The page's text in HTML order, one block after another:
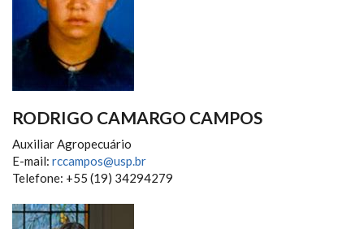
RODRIGO CAMARGO CAMPOS
Auxiliar Agropecuário
E-mail: rccampos@usp.br
Telefone: +55 (19) 34294279